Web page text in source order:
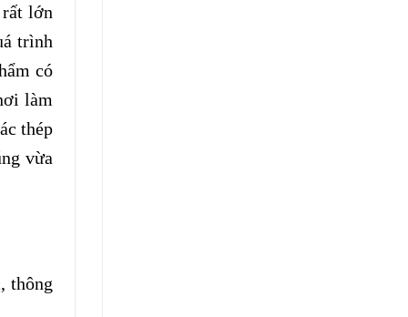
lớn
trình
có
làm
thép
vừa
thông